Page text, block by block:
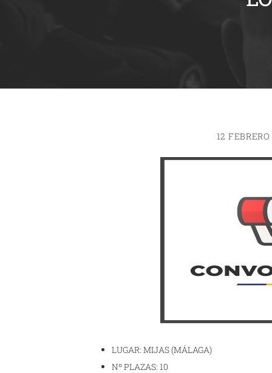
12
LUGAR: MIJAS (MÁLAGA)
Nº PLAZAS: 10